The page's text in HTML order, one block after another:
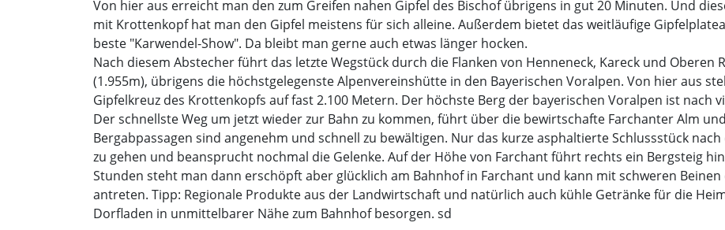
Von hier aus erreicht man den zum Greifen nahen Gipfel des Bischof übrigens in gut 20 Minuten. Und
mit Krottenkopf hat man den Gipfel meistens für sich alleine. Außerdem bietet das weitläufige
beste "Karwendel-Show". Da bleibt man gerne auch etwas länger hocken.
Nach diesem Abstecher führt das letzte Wegstück durch die Flanken von Henneneck, Kareck und Oberen
(1.955m), übrigens die höchstgelegenste Alpenvereinshütte in den Bayerischen Voralpen. Von hier aus
Gipfelkreuz des Krottenkopfs auf fast 2.100 Metern. Der höchste Berg der bayerischen Voralpen ist nach
Der schnellste Weg um jetzt wieder zur Bahn zu kommen, führt über die bewirtschafte Farchanter Alm
Berg­abpassagen sind angenehm und schnell zu bewältigen. Nur das kurze asphaltierte Schluss­stück
zu gehen und beansprucht nochmal die Gelenke. Auf der Höhe von Farchant führt rechts ein Bergsteig
Stunden steht man dann erschöpft aber glücklich am Bahnhof in Farchant und kann mit schweren
antreten. Tipp: Regionale Produkte aus der Landwirtschaft und natürlich auch kühle Getränke für die
Dorfladen in unmittelbarer Nähe zum Bahnhof besorgen. sd